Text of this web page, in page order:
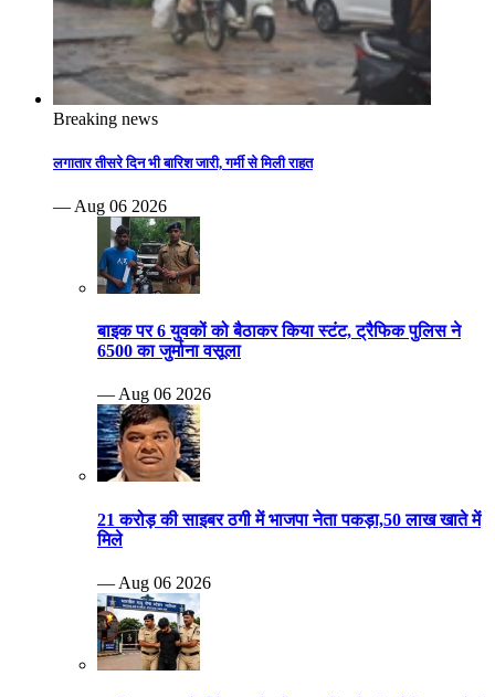
Breaking news
लगातार तीसरे दिन भी बारिश जारी, गर्मी से मिली राहत
— Aug 06 2026
बाइक पर 6 युवकों को बैठाकर किया स्टंट, ट्रैफिक पुलिस ने
6500 का जुर्माना वसूला
— Aug 06 2026
21 करोड़ की साइबर ठगी में भाजपा नेता पकड़ा,50 लाख खाते में
मिले
— Aug 06 2026